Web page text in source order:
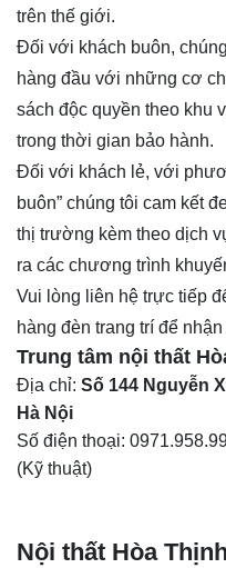
trên thế giới.
Đối với khách buôn,
hàng đầu với những cơ
sách độc quyền theo khu
trong thời gian bảo hành.
Đối với khách lẻ, với
buôn” chúng tôi cam kết
thị trường kèm theo dịch
ra các chương trình
Vui lòng liên hệ trực tiếp
hàng đèn trang trí để
Trung tâm nội thất
Địa chỉ: Số 144 Nguyễn
Hà Nội
Số điện thoại:
(Kỹ thuật)
Nội thất Hòa Thịnh